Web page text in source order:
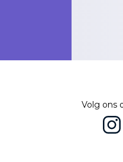
Volg ons